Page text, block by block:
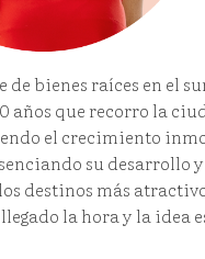
de bienes raíces en el
años que recorro la
el crecimiento
su desarrollo
destinos más
la hora y la idea